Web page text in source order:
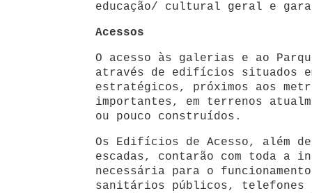
educação/ cultural geral e
Acessos
O acesso às galerias e ao
através de edifícios situados
estratégicos, próximos aos
importantes, em terrenos
ou pouco construídos.
Os Edifícios de Acesso, além
escadas, contarão com toda a
necessária para o
sanitários públicos, telefones